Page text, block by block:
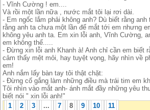
- Vĩnh Cường ! em....
Và rồi một lần nữa , nước mắt tôi lại rơi dài.
- Em ngốc lắm phải không anh? Dù biết rằng
rằng anh ta chưa một lần để mắt tới em nhưng
không yêu anh ta. Em xin lỗi anh, Vĩnh Cường,
em không thể.....
- Đừng xin lỗi anh Khanh à! Anh chỉ cần em biết
cảm thấy mệt mỏi, hay tuyệt vọng, hãy nhìn về
em!
Anh nắm lấy bàn tay tôi thật chặt:
- Đừng cố gắng làm những điều mà trái tim em
Tôi nhìn vào mắt anh- ánh mắt đầy những yêu
biết nói " xin lỗi anh!"
1
2 3 ... 7 8 9 10 11